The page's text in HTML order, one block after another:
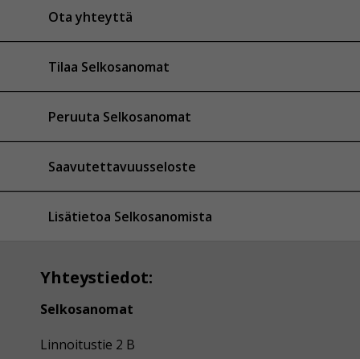
Ota yhteyttä
Tilaa Selkosanomat
Peruuta Selkosanomat
Saavutettavuusseloste
Lisätietoa Selkosanomista
Yhteystiedot:
Selkosanomat
Linnoitustie 2 B